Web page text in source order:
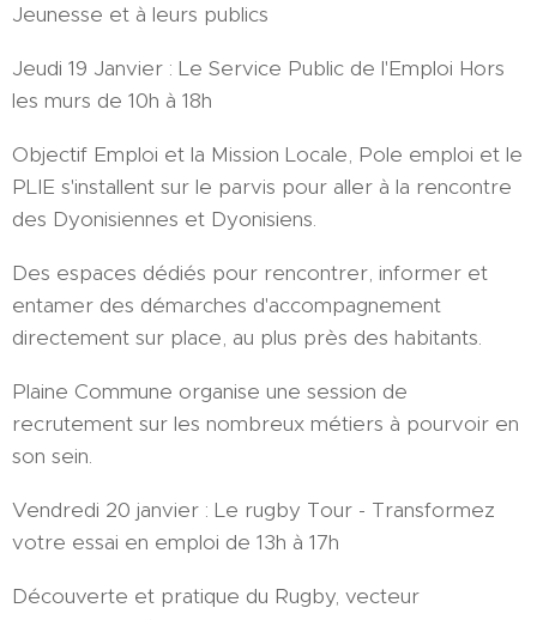
Jeunesse et à leurs publics
Jeudi 19 Janvier : Le Service Public de l'Emploi Hors
les murs de 10h à 18h
Objectif Emploi et la Mission Locale, Pole emploi et le
PLIE s'installent sur le parvis pour aller à la rencontre
des Dyonisiennes et Dyonisiens.
Des espaces dédiés pour rencontrer, informer et
entamer des démarches d'accompagnement
directement sur place, au plus près des habitants.
Plaine Commune organise une session de
recrutement sur les nombreux métiers à pourvoir en
son sein.
Vendredi 20 janvier : Le rugby Tour - Transformez
votre essai en emploi de 13h à 17h
Découverte et pratique du Rugby, vecteur